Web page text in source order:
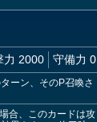
力 2000
守備力 0
ーン、そのP召喚さ
合、このカードは攻